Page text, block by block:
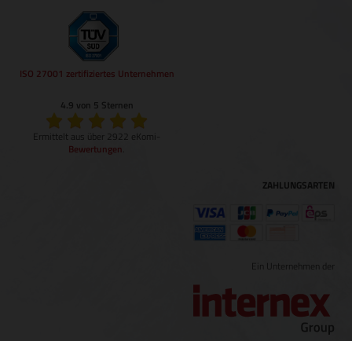
ISO 27001 zertifiziertes Unternehmen
4.9 von 5 Sternen
Ermittelt aus über 2922 eKomi-
Bewertungen
ZAHLUNGSARTEN
Ein Unternehmen der